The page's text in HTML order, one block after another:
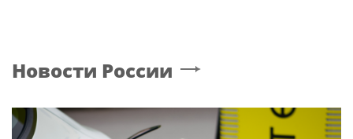
Новости России